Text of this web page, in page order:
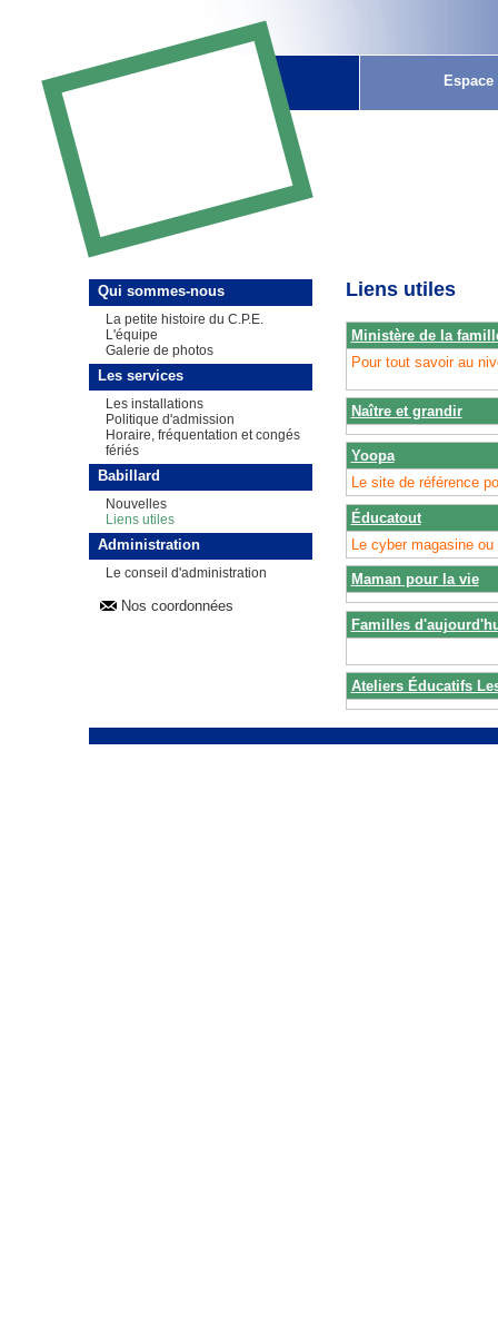
Qui sommes-nous
La petite histoire du C.P.E.
L'équipe
Galerie de photos
Les services
Les installations
Politique d'admission
Horaire, fréquentation et congés
fériés
Babillard
Nouvelles
Liens utiles
Administration
Le conseil d'administration
Nos coordonnées
Liens utiles
Ministère de la
Pour tout savoir au
Naître et grandir
Yoopa
Le site de référence
Éducatout
Le cyber magasine
Maman pour la vie
Familles
Ateliers Éducatifs